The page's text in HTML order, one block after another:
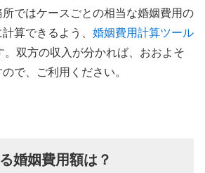
ではケースごとの相当な婚姻費用の
算できるよう、 婚姻費用計算ツール
。双方の収入が分かれば、おおよそ
で、ご利用ください。
婚姻費用額は？